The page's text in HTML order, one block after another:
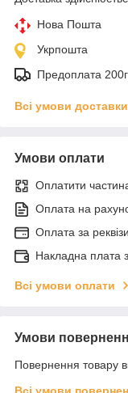
Нова Пошта
Укрпошта
Предоплата
Всі умови доставки
Умови оплати
Оплатити
Оплата на
Оплата за
Накладна плата
Всі умови оплати
Умови
Повернення товару
Всі умови